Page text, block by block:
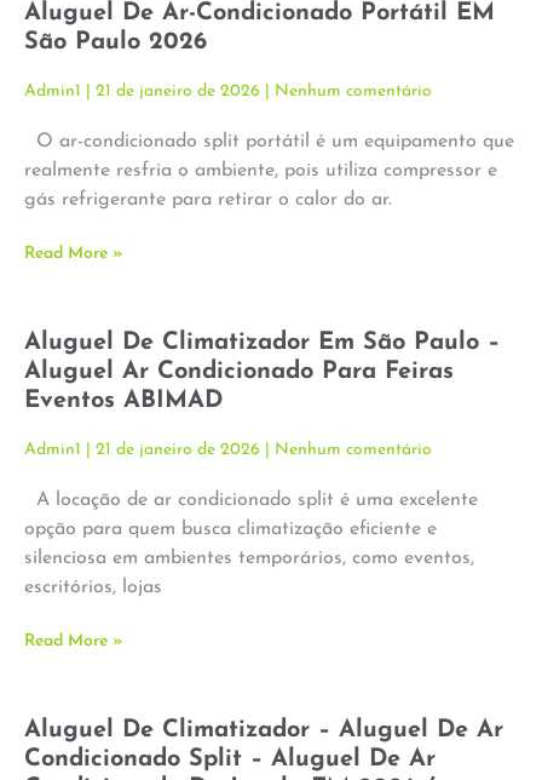
Aluguel De Ar-Condicionado Portátil EM
São Paulo 2026
Admin1 21 de janeiro de 2026 Nenhum comentário
O ar-condicionado split portátil é um equipamento que
realmente resfria o ambiente, pois utiliza compressor e
gás refrigerante para retirar o calor do ar.
Read More »
Aluguel De Climatizador Em São Paulo –
Aluguel Ar Condicionado Para Feiras
Eventos ABIMAD
Admin1 21 de janeiro de 2026 Nenhum comentário
A locação de ar condicionado split é uma excelente
opção para quem busca climatização eficiente e
silenciosa em ambientes temporários, como eventos,
escritórios, lojas
Read More »
Aluguel De Climatizador – Aluguel De Ar
Condicionado Split – Aluguel De Ar